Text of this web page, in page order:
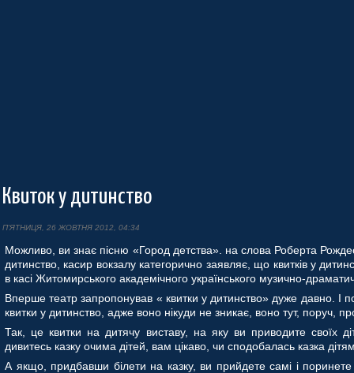
Квиток у дитинство
П'ЯТНИЦЯ, 26 ЖОВТНЯ 2012, 04:34
Можливо, ви знає пісню «Город детства». на слова Роберта
дитинство, касир вокзалу категорично заявляє, що квитків у
в касі Житомирського академічного українського музично-
Вперше театр запропонував « квитки у дитинство» дуже давно. І
квитки у дитинство, адже воно нікуди не зникає, воно тут, поруч,
Так, це квитки на дитячу виставу, на яку ви приводите своїх
дивитесь казку очима дітей, вам цікаво, чи сподобалась казка
А якщо, придбавши білети на казку, ви прийдете самі і